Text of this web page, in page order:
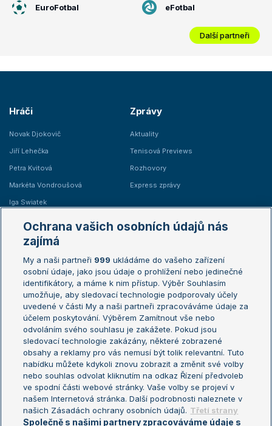
EuroFotbal eFotbal
Další partneři
Hráči
Novak Djokovič
Jiří Lehečka
Petra Kvitová
Markéta Vondroušová
Iga Swiatek
Zprávy
Aktuality
Tenisová Previews
Rozhovory
Express zprávy
Žebříčky
Žebříček ATP (muži)
Žebříček WTA (ženy)
Sázkařský žebříček
Australian Open
French Open
Wimbledon
US Open
Turnaj mistrů
Turnaj mistryň
Aktualní trendy
Fotbalové přestupy
Livesport Daily
LS Prague Open
Ochrana vašich osobních údajů nás
zajímá
My a naši partneři 999 ukládáme do vašeho zařízení
osobní údaje, jako jsou údaje o prohlížení nebo jedinečné
identifikátory, a máme k nim přístup. Výběr Souhlasím
umožňuje, aby sledovací technologie podporovaly účely
uvedené v části My a naši partneři zpracováváme údaje za
účelem poskytování. Výběrem Zamítnout vše nebo
odvoláním svého souhlasu je zakážete. Pokud jsou
sledovací technologie zakázány, některé zobrazené
obsahy a reklamy pro vás nemusí být tolik relevantní. Tuto
nabídku můžete kdykoli znovu zobrazit a změnit své volby
nebo souhlas odvolat kliknutím na odkaz Řízení předvoleb
ve spodní části webové stránky. Vaše volby se projeví v
našem Internetová stránka. Další podrobnosti naleznete v
našich Zásadách ochrany osobních údajů. Třetí strany
Společně s našimi partnery zpracováváme údaje s